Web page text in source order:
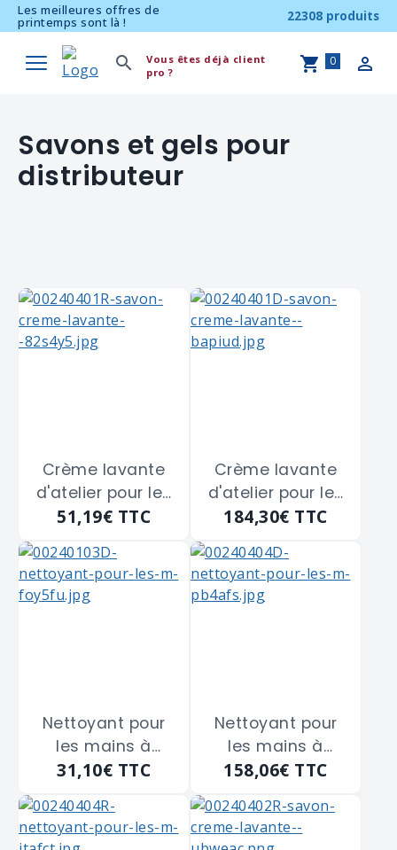
Les meilleures offres de
printemps sont là ! 22308 produits
Vous êtes déjà client
pro ?
0
Savons et gels pour
distributeur
Crème lavante
d'atelier pour les
mains KRESTO
de 4L
51,19€ TTC
Crème lavante
d'atelier pour les
mains KRESTO
de 4L
184,30€ TTC
Nettoyant pour
les mains à
l'orange
"SOR2LT" -
Recharge de 2L
31,10€ TTC
Nettoyant pour
les mains à
l'orange
"SORC4LTR" -
Recharge de 4L
158,06€ TTC